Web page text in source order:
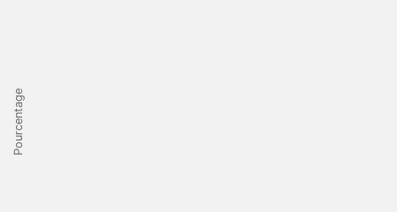
Pourcentage